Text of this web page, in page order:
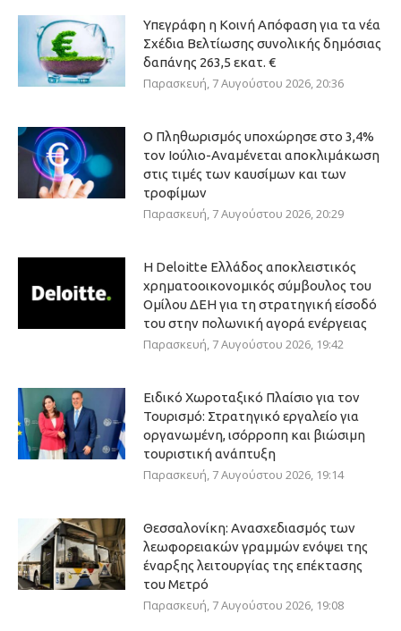
Υπεγράφη η Κοινή Απόφαση για τα νέα
Σχέδια Βελτίωσης συνολικής δημόσιας
δαπάνης 263,5 εκατ. €
Παρασκευή, 7 Αυγούστου 2026, 20:36
Ο Πληθωρισμός υποχώρησε στο 3,4%
τον Ιούλιο-Αναμένεται αποκλιμάκωση
στις τιμές των καυσίμων και των
τροφίμων
Παρασκευή, 7 Αυγούστου 2026, 20:29
Η Deloitte Ελλάδος αποκλειστικός
χρηματοοικονομικός σύμβουλος του
Ομίλου ΔΕΗ για τη στρατηγική είσοδό
του στην πολωνική αγορά ενέργειας
Παρασκευή, 7 Αυγούστου 2026, 19:42
Ειδικό Χωροταξικό Πλαίσιο για τον
Τουρισμό: Στρατηγικό εργαλείο για
οργανωμένη, ισόρροπη και βιώσιμη
τουριστική ανάπτυξη
Παρασκευή, 7 Αυγούστου 2026, 19:14
Θεσσαλονίκη: Ανασχεδιασμός των
λεωφορειακών γραμμών ενόψει της
έναρξης λειτουργίας της επέκτασης
του Μετρό
Παρασκευή, 7 Αυγούστου 2026, 19:08